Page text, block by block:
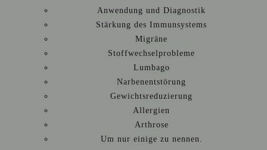
Anwendung und Diagnostik
Stärkung des Immunsystems
Migräne
Stoffwechselprobleme
Lumbago
Narbenentstörung
Gewichtsreduzierung
Allergien
Arthrose
Um nur einige zu nennen.